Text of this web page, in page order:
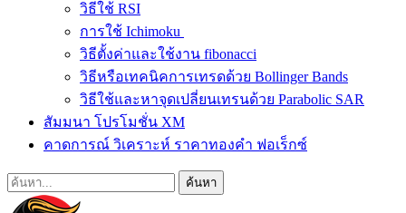
วิธีใช้ RSI
การใช้ Ichimoku
วิธีตั้งค่าและใช้งาน fibonacci
วิธีหรือเทคนิคการเทรดด้วย Bollinger Bands
วิธีใช้และหาจุดเปลี่ยนเทรนด้วย Parabolic SAR
สัมมนา โปรโมชั่น XM
คาดการณ์ วิเคราะห์ ราคาทองคำ ฟอเร็กซ์